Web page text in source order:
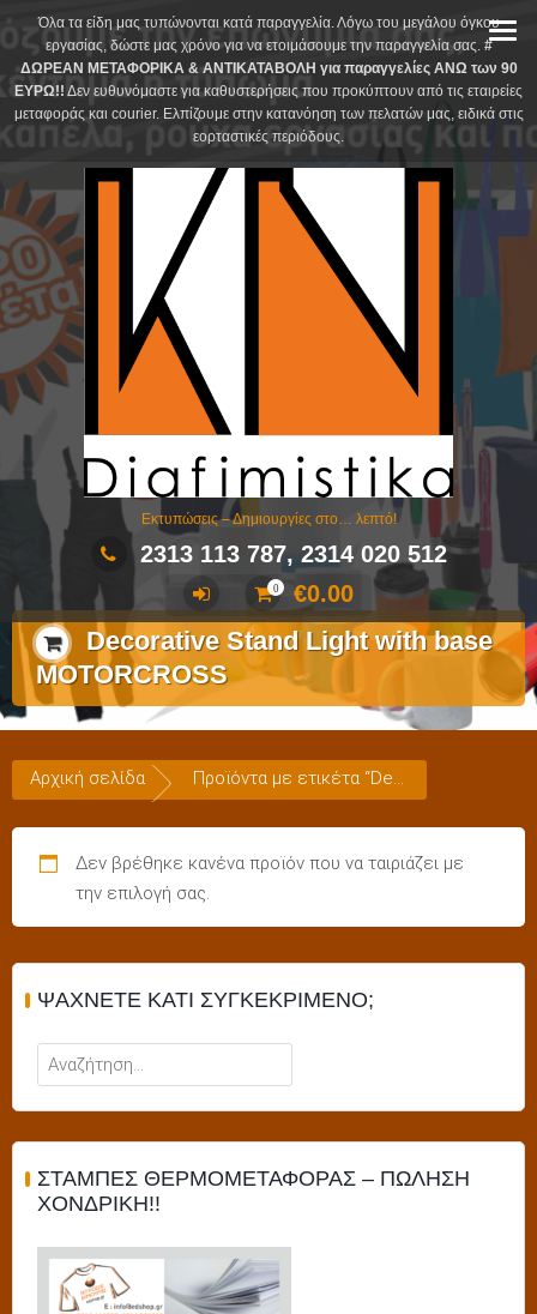
content
Όλα τα είδη μας τυπώνονται κατά παραγγελία. Λόγω του μεγάλου όγκου
εργασίας, δώστε μας χρόνο για να ετοιμάσουμε την παραγγελία σας. #
ΔΩΡΕΑΝ ΜΕΤΑΦΟΡΙΚΑ & ΑΝΤΙΚΑΤΑΒΟΛΗ για παραγγελίες ΑΝΩ των 90
ΕΥΡΩ!! Δεν ευθυνόμαστε για καθυστερήσεις που προκύπτουν από τις εταιρείες
μεταφοράς και courier. Ελπίζουμε στην κατανόηση των πελατών μας, ειδικά στις
εορταστικές περιόδους.
Εκτυπώσεις – Δημιουργίες στο… λεπτό!
2313 113 787, 2314 020 512
0 €0.00
Decorative Stand Light with base
MOTORCROSS
Αρχική σελίδα Προϊόντα με ετικέτα “Decorative Stand Light with base MOTORCROSS”
Δεν βρέθηκε κανένα προϊόν που να ταιριάζει με
την επιλογή σας.
ΨΆΧΝΕΤΕ ΚΆΤΙ ΣΥΓΚΕΚΡΙΜΈΝΟ;
Αναζήτηση
για:
ΣΤΑΜΠΕΣ ΘΕΡΜΟΜΕΤΑΦΟΡΑΣ – ΠΩΛΗΣΗ
ΧΟΝΔΡΙΚΗ!!